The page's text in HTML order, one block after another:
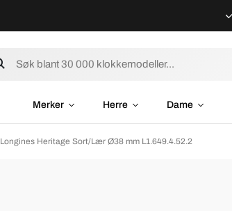
Merker Herre Dame
Longines Heritage Sort/Lær Ø38 mm L1.649.4.52.2